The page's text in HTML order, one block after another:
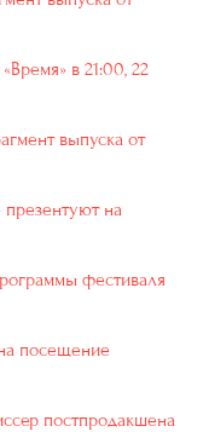
в 21:00, 22
выпуска от
презентуют на
фестиваля
посещение
постпродакшена